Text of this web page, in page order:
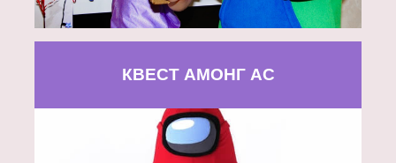
КВЕСТ АМОНГ АС